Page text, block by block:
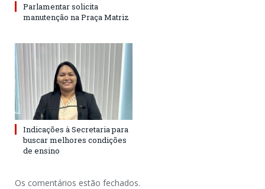
Parlamentar solicita
manutenção na Praça Matriz
Indicações à Secretaria para
buscar melhores condições
de ensino
Os comentários estão fechados.